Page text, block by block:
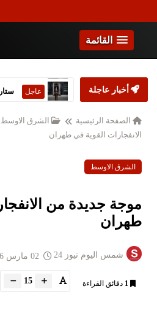
القائمة
أخبار عاجلة عاجل
الصفحة الرئيسية الشرق الاوسط
الانفجارات القوية في طهران
الشرق الاوسط
موجة جديدة من
طهران
شمس اليوم نيوز 24
1 دقائق القراءة 15